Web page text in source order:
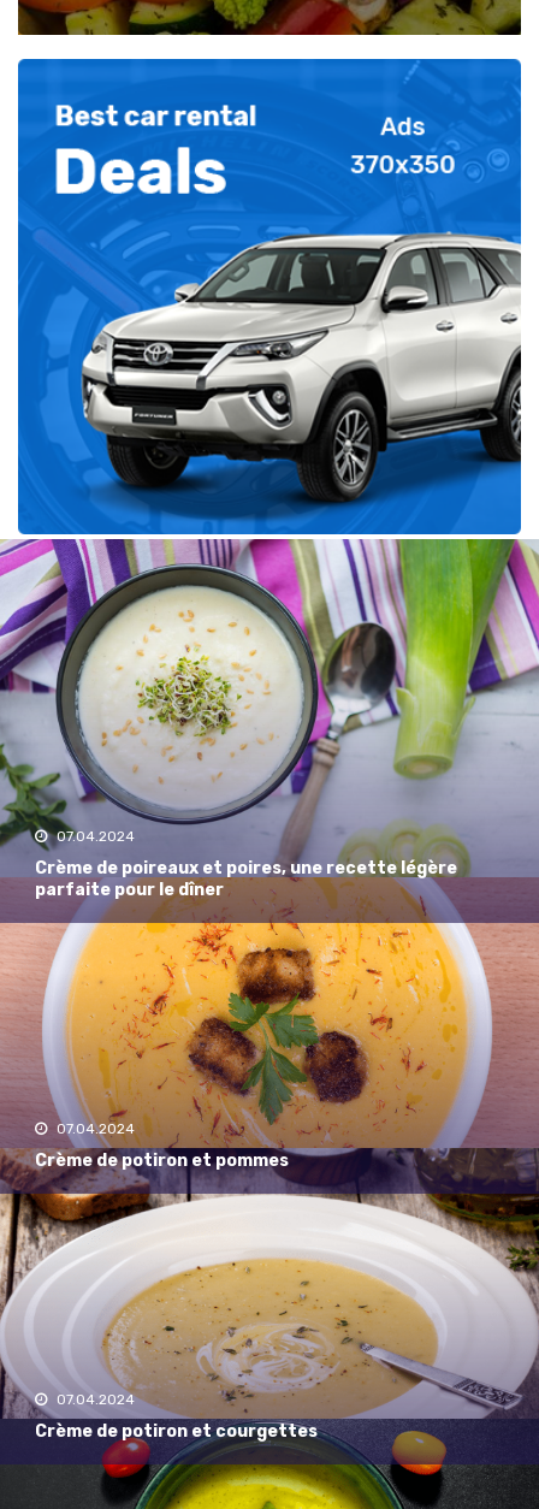
Récent
07.04.2024
Crème de poireaux et poires, une recette légère
parfaite pour le dîner
07.04.2024
Crème de potiron et pommes
07.04.2024
Crème de potiron et courgettes